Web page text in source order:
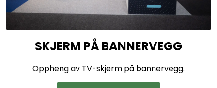
SKJERM PÅ BANNERVEGG
Oppheng av TV-skjerm på bannervegg.